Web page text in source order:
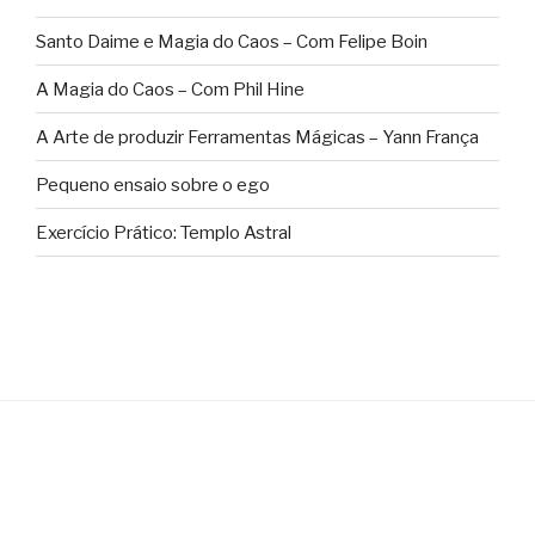
Santo Daime e Magia do Caos – Com Felipe Boin
A Magia do Caos – Com Phil Hine
A Arte de produzir Ferramentas Mágicas – Yann França
Pequeno ensaio sobre o ego
Exercício Prático: Templo Astral